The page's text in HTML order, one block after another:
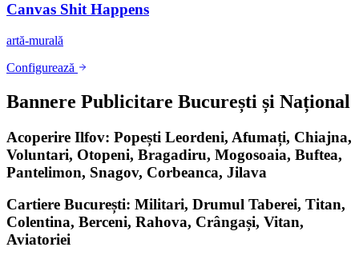
Canvas Shit Happens
artă-murală
Configurează
Bannere Publicitare București și Național
Acoperire Ilfov: Popești Leordeni, Afumați, Chiajna,
Voluntari, Otopeni, Bragadiru, Mogosoaia, Buftea,
Pantelimon, Snagov, Corbeanca, Jilava
Cartiere București: Militari, Drumul Taberei, Titan,
Colentina, Berceni, Rahova, Crângași, Vitan,
Aviatoriei